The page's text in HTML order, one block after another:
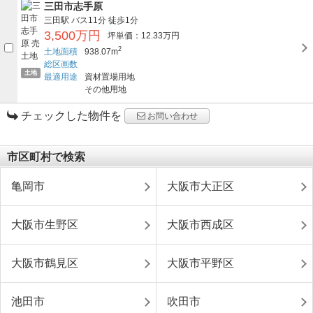
土地
三田市志手原
三田駅 バス11分 徒歩1分
3,500万円
坪単価：12.33万円
土地面積
938.07m2
総区画数
最適用途
資材置場用地
その他用地
チェックした物件を お問い合わせ
市区町村で検索
亀岡市 大阪市大正区
大阪市生野区 大阪市西成区
大阪市鶴見区 大阪市平野区
池田市 吹田市